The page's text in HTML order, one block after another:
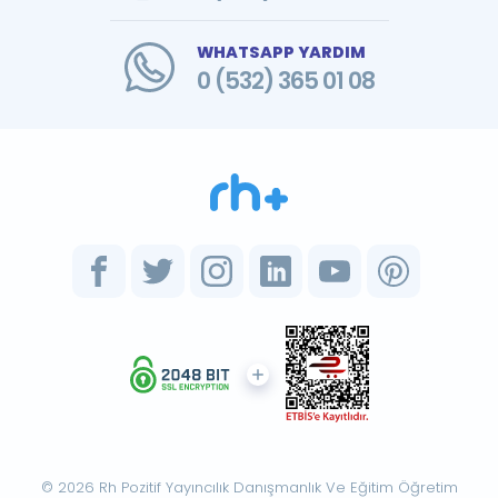
WHATSAPP YARDIM
0 (532) 365 01 08
© 2026 Rh Pozitif Yayıncılık Danışmanlık Ve Eğitim Öğretim